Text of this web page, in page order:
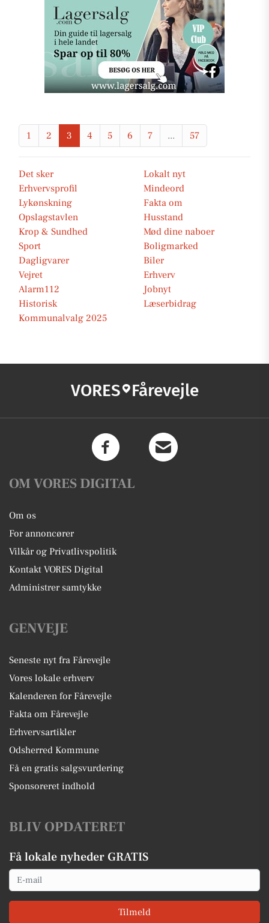
1 2 3 4 5 6 7 ... 57
Det sker
Lokalt nyt
Erhvervsprofil
Mindeord
Lykønskning
Fakta om
Opslagstavlen
Husstand
Krop & Sundhed
Mød dine naboer
Sport
Boligmarked
Dagligvarer
Biler
Vejret
Erhverv
Alarm112
Jobnyt
Historisk
Læserbidrag
Kommunalvalg 2025
VORES Fårevejle
OM VORES DIGITAL
Om os
For annoncører
Vilkår og Privatlivspolitik
Kontakt VORES Digital
Administrer samtykke
GENVEJE
Seneste nyt fra Fårevejle
Vores lokale erhverv
Kalenderen for Fårevejle
Fakta om Fårevejle
Erhvervsartikler
Odsherred Kommune
Få en gratis salgsvurdering
Sponsoreret indhold
BLIV OPDATERET
Få lokale nyheder GRATIS
Email
Tilmeld